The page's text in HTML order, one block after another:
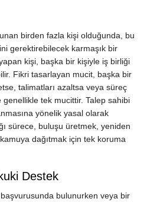
birden fazla kişi olduğunda, bu
gerektirebilecek karmaşık bir
kişi, başka bir kişiyle iş birliği
Fikri tasarlayan mucit, başka bir
talimatları azaltsa veya süreç
tek mucittir. Talep sahibi
yönelik yasal olarak
sürece, buluşu üretmek, yeniden
dağıtmak için tek koruma
Destek
bulunurken veya bir